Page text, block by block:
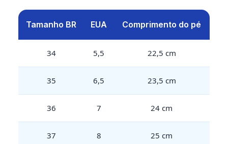
Tamanho BR EUA Comprimento do pé
34 5,5 22,5 cm
35 6,5 23,5 cm
36 7 24 cm
37 8 25 cm